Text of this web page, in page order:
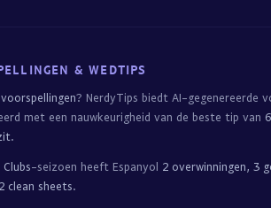
& WEDTIPS
? NerdyTips biedt AI-gegenereerde
met een nauwkeurigheid van de beste tip van
.
-seizoen heeft Espanyol 2 overwinningen, 3
2 clean sheets.